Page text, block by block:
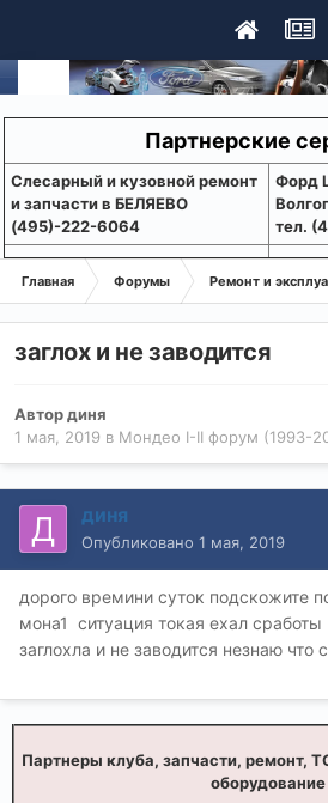
Партнерские
Слесарный и кузовной ремонт
и запчасти в БЕЛЯЕВО
(495)-222-6064
Форд
тел.
Главная Форумы Ремонт и
заглох и не заводится
Автординя
1 мая, 2019 в Мондео I-II форум (1993-
диня
Опубликовано 1 мая, 2019
дорого времини суток подскожите
мона1 ситуация токая ехал
заглохла и не заводится незнаю что
Партнеры клуба, запчасти, ремонт,
оборудование